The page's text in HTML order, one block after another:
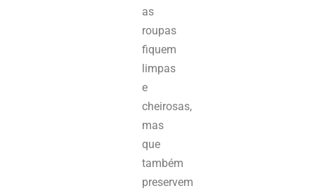
as
roupas
fiquem
limpas
e
cheirosas,
mas
que
também
preservem